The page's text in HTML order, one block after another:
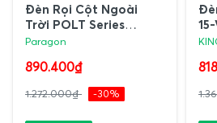
Đèn Rọi Cột Ngoài
Trời POLT Series
Paragon
Paragon
890.400₫
1.272.000₫ -30%